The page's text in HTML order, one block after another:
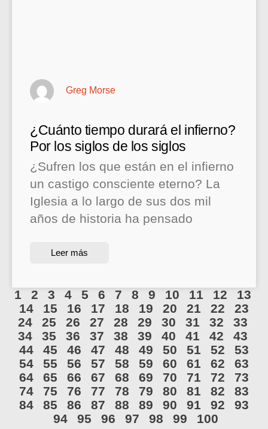
¿Cuánto tiempo durará el infierno?
Por los siglos de los siglos
¿Sufren los que están en el infierno
un castigo consciente eterno? La
Iglesia a lo largo de sus dos mil
años de historia ha pensado
Leer más
Greg Morse
1 2 3 4 5 6 7 8 9 10 11 12
13
14
15 16 17 18 19 20 21 22
23
24
25 26 27 28 29 30 31 32
33
34
35 36 37 38 39 40 41 42
43
44
45 46 47 48 49 50 51 52
53
54
55 56 57 58 59 60 61 62
63
64
65 66 67 68 69 70 71 72
73
74
75 76 77 78 79 80 81 82
83
84
85 86 87 88 89 90 91 92
93
94
95 96 97 98 99 100